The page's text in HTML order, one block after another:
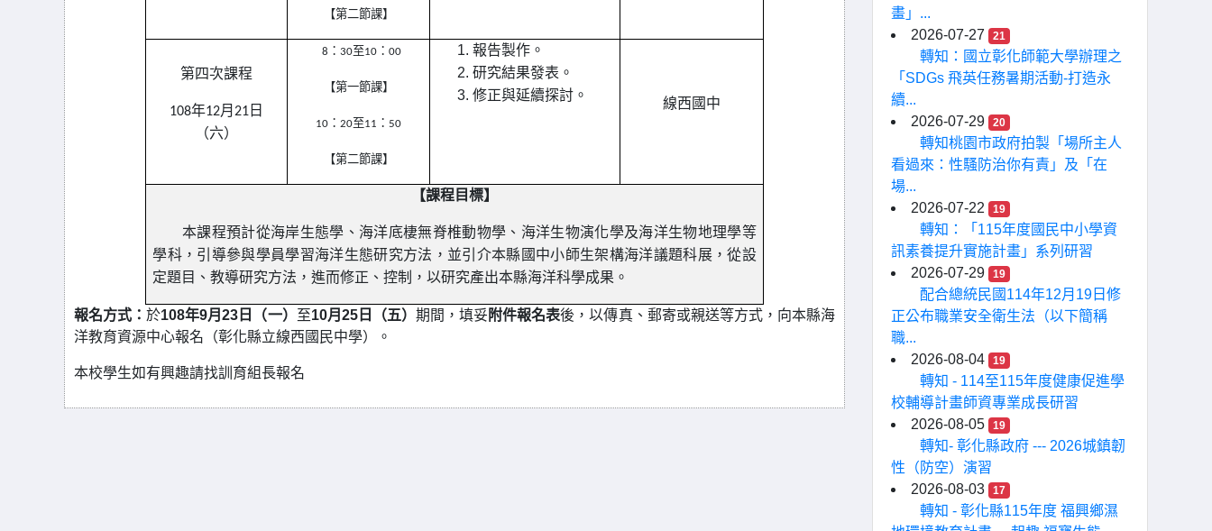
【第二節課】
第四次課程
108年12月21日
（六）
8 ：30至10：00
【第一節課】
10 ：20至11：50
【第二節課】
報告製作。
研究結果發表。
修正與延續探討。
線西國中
【課程目標】
本課程預計從海岸生態學、海洋底棲無脊椎動物學、海洋生物演化學及海洋生物地理學等
學科，引導參與學員學習海洋生態研究方法，並引介本縣國中小師生架構海洋議題科展，從設
定題目、教導研究方法，進而修正、控制，以研究產出本縣海洋科學成果。
報名方式：於108年9月23日（一） 至10月25日（五） 期間，填妥 附件報名表後，以傳真、郵寄或親送等方式，向本縣海
洋教育資源中心報名（彰化縣立線西國民中學）。
本校學生如有興趣請找訓育組長報名
畫」...
2026-07-27
21
轉知：國立彰化師範大學辦理之
「SDGs 飛英任務暑期活動-打造永
續...
2026-07-29
20
轉知桃園市政府拍製「場所主人
看過來：性騷防治你有責」及「在
場...
2026-07-22
19
轉知：「115年度國民中小學資
訊素養提升實施計畫」系列研習
2026-07-29
19
配合總統民國114年12月19日修
正公布職業安全衛生法（以下簡稱
職...
2026-08-04
19
轉知 - 114至115年度健康促進學
校輔導計畫師資專業成長研習
2026-08-05
19
轉知- 彰化縣政府 --- 2026城鎮韌
性（防空）演習
2026-08-03
17
轉知 - 彰化縣115年度 福興鄉濕